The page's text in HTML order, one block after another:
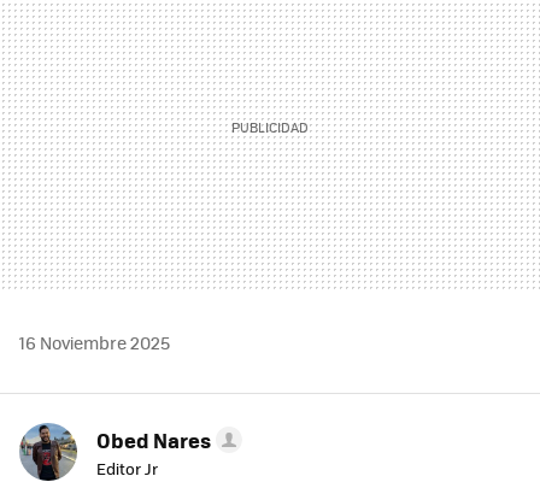
16 Noviembre 2025
Obed Nares
Editor Jr